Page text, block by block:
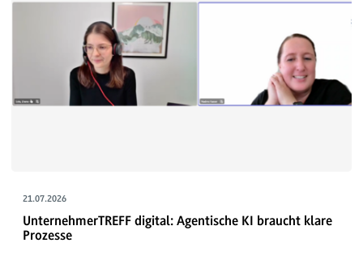
21.07.2026
UnternehmerTREFF digital: Agentische KI braucht klare
Prozesse